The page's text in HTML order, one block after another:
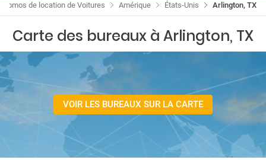
Arlington, TX
États-Unis
Amérique
Promos de location de Voitures
Carte des bureaux à Arlington, TX
VOIR LES BUREAUX SUR LA CARTE